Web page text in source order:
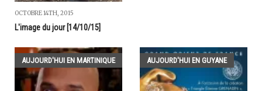
OCTOBRE 14TH, 2015
L'image du jour [14/10/15]
AUJOURD'HUI EN MARTINIQUE AUJOURD'HUI EN GUYANE